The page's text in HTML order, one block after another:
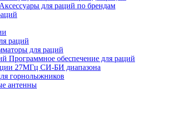
Аксессуары для раций по брендам
раций
для раций
Программное обеспечение для раций
27МГц СИ-БИ диапазона
горнолыжников
антенны